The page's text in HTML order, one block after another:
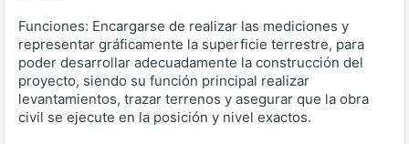
Funciones: Encargarse de realizar las mediciones y
representar gráficamente la superficie terrestre, para
poder desarrollar adecuadamente la construcción del
proyecto, siendo su función principal realizar
levantamientos, trazar terrenos y asegurar que la obra
civil se ejecute en la posición y nivel exactos.